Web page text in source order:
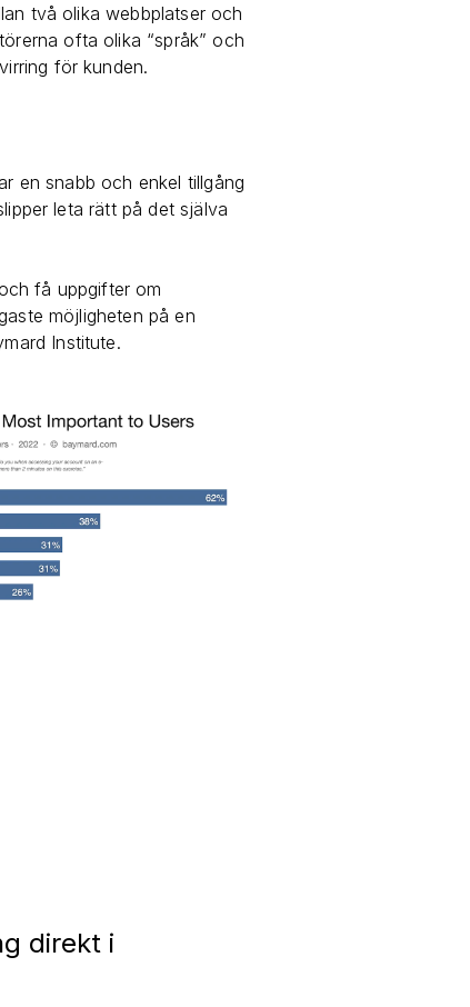
två olika webbplatser och
ofta olika “språk” och
för kunden.
en snabb och enkel tillgång
leta rätt på det själva
få uppgifter om
möjligheten på en
Institute.
direkt i